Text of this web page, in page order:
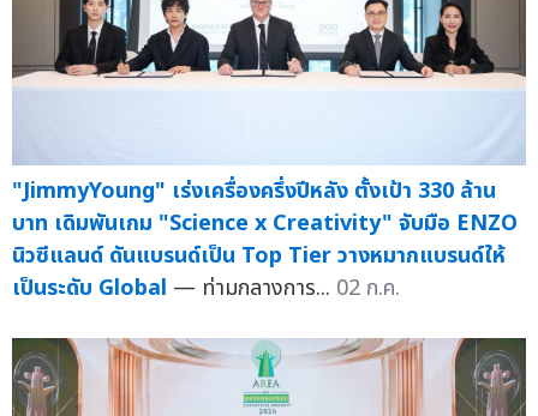
"JimmyYoung" เร่งเครื่องครึ่งปีหลัง ตั้งเป้า 330 ล้าน
บาท เดิมพันเกม "Science x Creativity" จับมือ ENZO
นิวซีแลนด์ ดันแบรนด์เป็น Top Tier วางหมากแบรนด์ให้
เป็นระดับ Global — ท่ามกลางการ... 02 ก.ค.